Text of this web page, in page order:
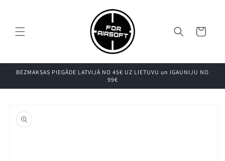
Grozs
BEZMAKSAS PIEGĀDE LATVIJĀ NO 45€ UZ LIETUVU un IGAUNIJU NO
99€
produkta
informāciju